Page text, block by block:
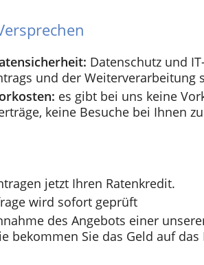
Datenschutz und
und der Weiterverarbeitung
es gibt bei uns keine
keine Besuche bei Ihnen
jetzt Ihren Ratenkredit.
wird sofort geprüft
des Angebots einer
bekommen Sie das Geld auf